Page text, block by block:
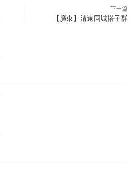
下一篇
【廣東】清遠同城搭子群